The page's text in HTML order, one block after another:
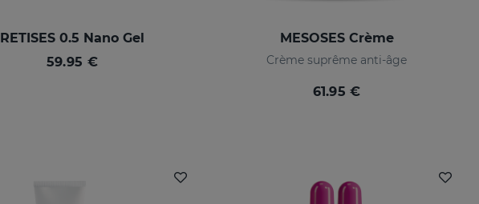
RETISES 0.5 Nano Gel
59.95 €
MESOSES Crème
Crème suprême anti-âge
61.95 €